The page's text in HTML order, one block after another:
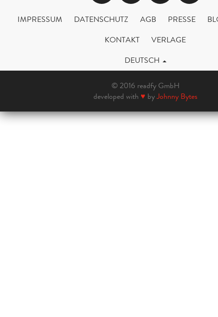
IMPRESSUM DATENSCHUTZ AGB PRESSE
KONTAKT
VERLAGE
DEUTSCH
© 2016 readfy GmbH
developed with ♥ byJohnny Bytes